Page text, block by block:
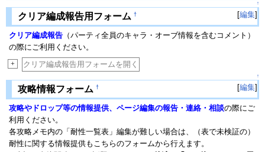
↑
クリア編成報告用フォーム † [編集]
クリア編成報告 （パーティ全員のキャラ・オーブ情報を含むコメント）
の際にご利用ください。
+ クリア編成報告用フォームを開く
↑
攻略情報フォーム † [編集]
攻略やドロップ等の情報提供、ページ編集の報告・連絡・相談の際にご
利用ください。
各攻略メモ内の「耐性一覧表」編集が難しい場合は、（表で未検証の）
耐性に関する情報提供もこちらのフォームから行えます。